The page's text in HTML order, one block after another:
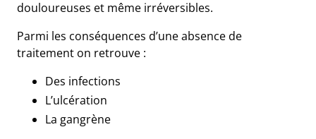
douloureuses et même irréversibles.
Parmi les conséquences d’une absence de
traitement on retrouve :
Des infections
L’ulcération
La gangrène